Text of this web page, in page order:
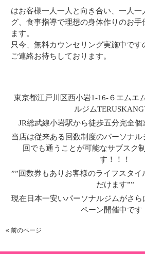
はお客様一人一人と向き合い、一人一
グ、食事指導で理想の身体作りのお手
ます。
只今、無料カウンセリング実施中です
ご連絡お待ちしております。
東京都江戸川区西小岩1-16-６エムエ
ルジム
JR総武線小岩駅から徒歩五分完全
当店は従来ある回数制度のパーソナ
回でも通うことが可能なサブスク
す！！！
””回数券もありお客様のライフスタイ
だけます””
現在日本一安いパーソナルジムがさ
ペーン開催中です
« 前のページ